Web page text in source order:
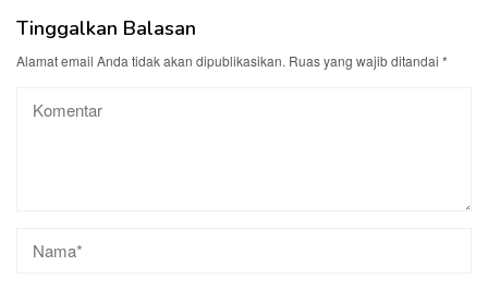
Tinggalkan Balasan
Alamat email Anda tidak akan dipublikasikan. Ruas yang wajib ditandai *